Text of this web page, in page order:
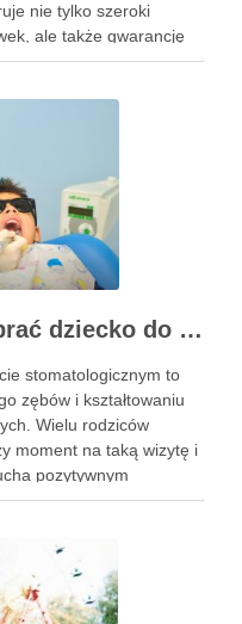
nie tylko szeroki
ale także gwarancję
rodzic pragnie, aby jego
Kiedy pierwszy raz zabrać dziecko do dentysty? Wskazówki dla rodziców
stomatologicznym to
zębów i kształtowaniu
Wielu rodziców
moment na taką wizytę i
pozytywnym
doświadczony